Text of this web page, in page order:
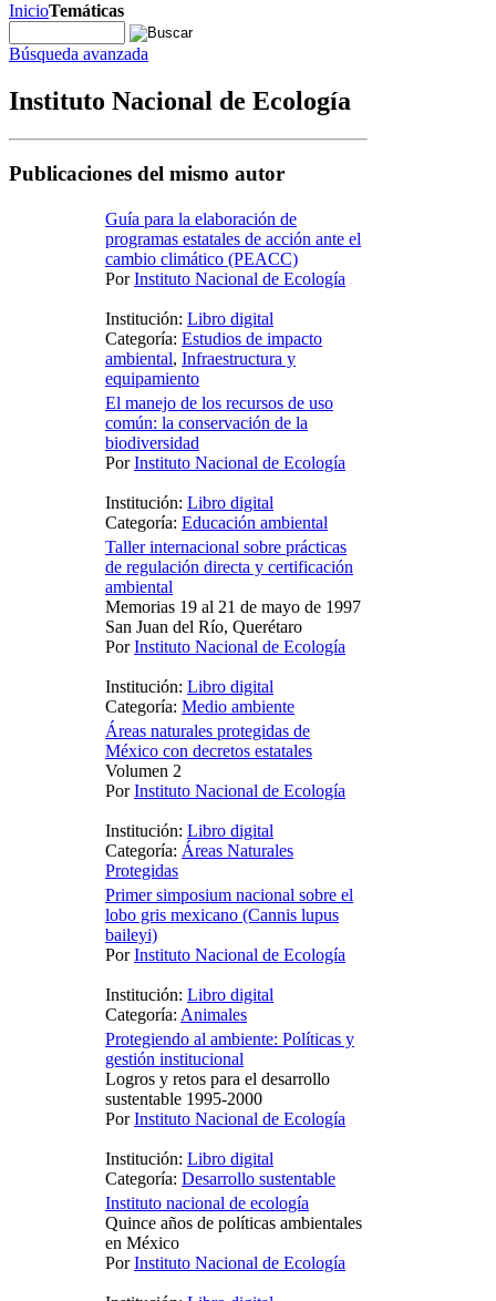
InicioTemáticas
Búsqueda avanzada
Instituto Nacional de Ecología
Publicaciones del mismo autor
Guía para la elaboración de
programas estatales de acción ante el
cambio climático (PEACC)
PorInstituto Nacional de Ecología
Institución: Libro digital
Categoría: Estudios de impacto
ambiental, Infraestructura y
equipamiento
El manejo de los recursos de uso
común: la conservación de la
biodiversidad
PorInstituto Nacional de Ecología
Institución: Libro digital
Categoría: Educación ambiental
Taller internacional sobre prácticas
de regulación directa y certificación
ambiental
Memorias 19 al 21 de mayo de 1997
San Juan del Río, Querétaro
PorInstituto Nacional de Ecología
Institución: Libro digital
Categoría: Medio ambiente
Áreas naturales protegidas de
México con decretos estatales
Volumen 2
PorInstituto Nacional de Ecología
Institución: Libro digital
Categoría: Áreas Naturales
Protegidas
Primer simposium nacional sobre el
lobo gris mexicano (Cannis lupus
baileyi)
PorInstituto Nacional de Ecología
Institución: Libro digital
Categoría: Animales
Protegiendo al ambiente: Políticas y
gestión institucional
Logros y retos para el desarrollo
sustentable 1995-2000
PorInstituto Nacional de Ecología
Institución: Libro digital
Categoría: Desarrollo sustentable
Instituto nacional de ecología
Quince años de políticas ambientales
en México
PorInstituto Nacional de Ecología